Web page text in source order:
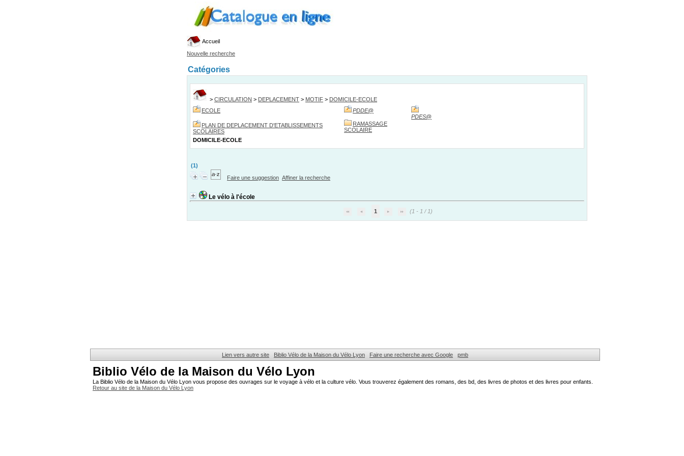
Accueil
Nouvelle recherche
Catégories
> CIRCULATION > DEPLACEMENT > MOTIF > DOMICILE-ECOLE
ECOLE
PDDE@
PDES@
PLAN DE DEPLACEMENT D'ETABLISSEMENTS
SCOLAIRES
RAMASSAGE
SCOLAIRE
DOMICILE-ECOLE
(1)
Faire une suggestion Affiner la recherche
Le vélo à l'école
1 (1 - 1 / 1)
Lien vers autre site Biblio Vélo de la Maison du Vélo Lyon Faire une recherche avec Google pmb
Biblio Vélo de la Maison du Vélo Lyon
La Biblio Vélo de la Maison du Vélo Lyon vous propose des ouvrages sur le voyage à vélo et la culture vélo. Vous trouverez également des romans, des bd, des livres de photos et des livres pour enfants.
Retour au site de la Maison du Vélo Lyon